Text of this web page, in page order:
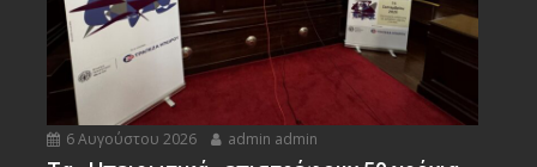
6 Αυγούστου 2026 admin admin